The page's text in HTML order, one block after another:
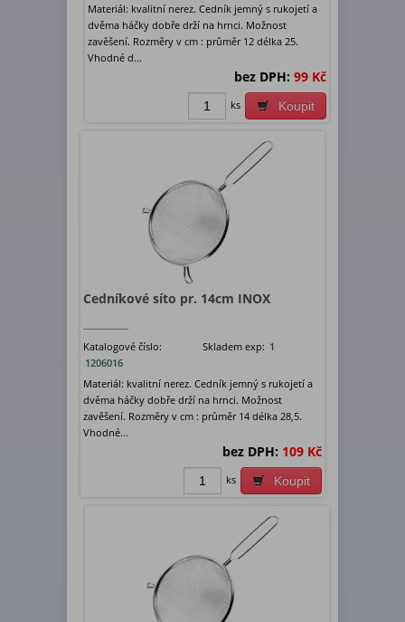
Materiál: kvalitní nerez. Cedník jemný s rukojetí a
dvěma háčky dobře drží na hrnci. Možnost
zavěšení. Rozměry v cm : průměr 12 délka 25.
Vhodné d...
bez DPH: 99 Kč
Koupit
ks
Cedníkové síto pr. 14cm INOX
Katalogové číslo:
1206016
Skladem exp: 1
Materiál: kvalitní nerez. Cedník jemný s rukojetí a
dvěma háčky dobře drží na hrnci. Možnost
zavěšení. Rozměry v cm : průměr 14 délka 28,5.
Vhodné...
bez DPH: 109 Kč
Koupit
ks